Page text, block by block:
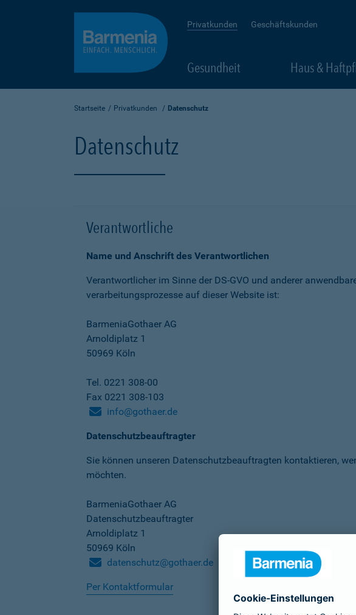
Privatkunden Geschäftskunden
Gesundheit Haus &
Startseite Privatkunden Datenschutz
Datenschutz
Verantwortliche
Name und Anschrift des Verantwortlichen
Verantwortlicher im Sinne der DS-GVO und anderer
verarbeitungs­prozesse auf dieser Website ist:
BarmeniaGothaer AG
Arnoldiplatz 1
50969 Köln
Tel. 0221 308-00
Fax 0221 308-103
info@gothaer.de
Datenschutzbeauftragter
Sie können unseren Datenschutz­beauftragten kontaktieren,
möchten.
BarmeniaGothaer AG
Datenschutzbeauftragter
Arnoldiplatz 1
50969 Köln
datenschutz@gothaer.de
Per Kontaktformular